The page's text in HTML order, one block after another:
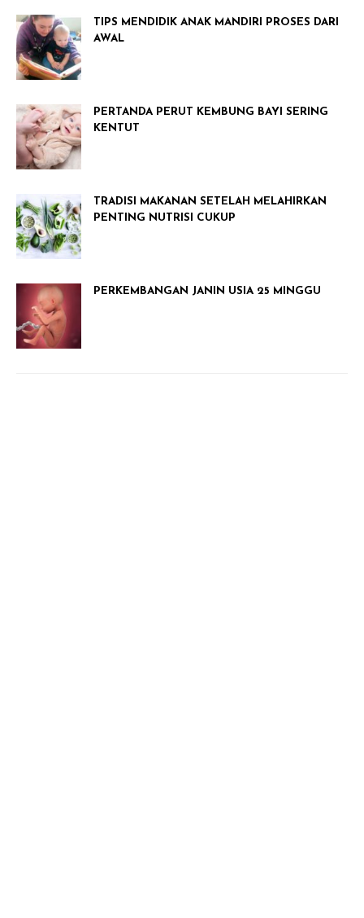
TIPS MENDIDIK ANAK MANDIRI PROSES DARI
AWAL
PERTANDA PERUT KEMBUNG BAYI SERING
KENTUT
TRADISI MAKANAN SETELAH MELAHIRKAN
PENTING NUTRISI CUKUP
PERKEMBANGAN JANIN USIA 25 MINGGU